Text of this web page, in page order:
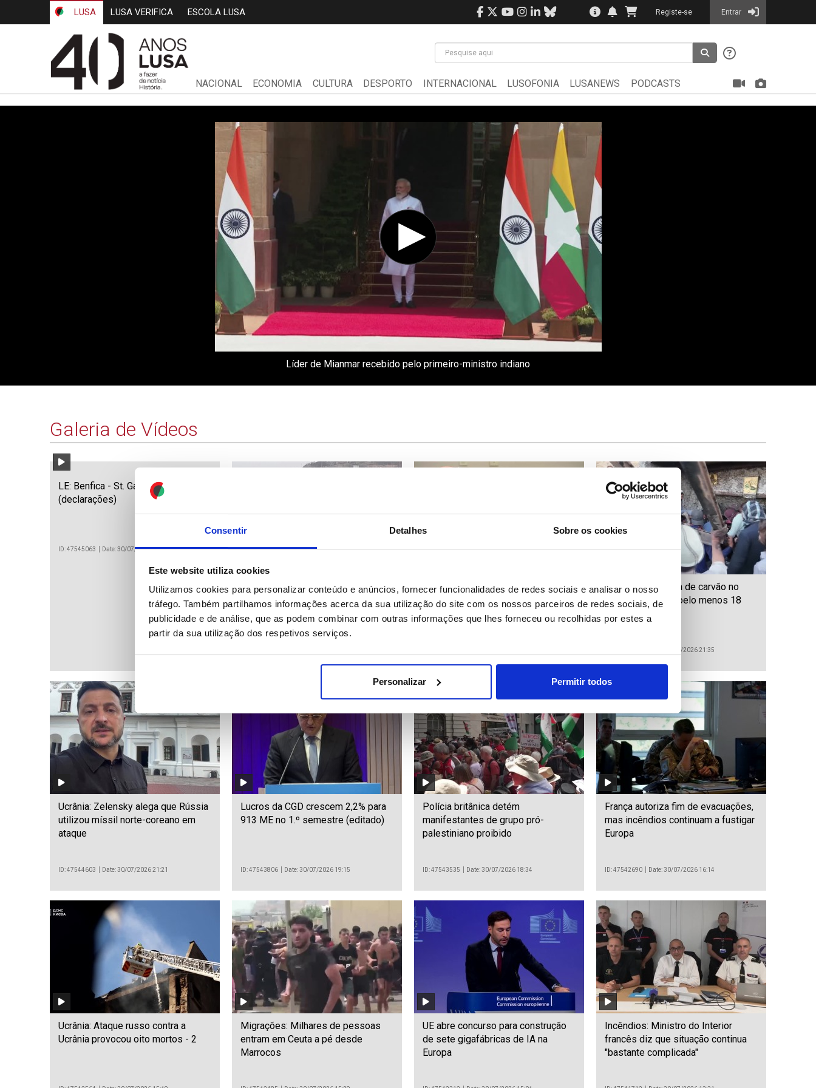
Consentir Detalhes Sobre os cookies
Este website utiliza cookies
Utilizamos cookies para personalizar conteúdo e anúncios, fornecer funcionalidades de redes sociais e analisar o nosso
tráfego. Também partilhamos informações acerca da sua utilização do site com os nossos parceiros de redes sociais, de
publicidade e de análise, que as podem combinar com outras informações que lhes forneceu ou recolhidas por estes a
partir da sua utilização dos respetivos serviços.
Personalizar Permitir todos
LUSA LUSA VERIFICA ESCOLA LUSA Registe-se Entrar
NACIONAL ECONOMIA CULTURA DESPORTO INTERNACIONAL LUSOFONIA LUSANEWS PODCASTS
Líder de Mianmar recebido pelo primeiro-ministro indiano
Galeria de Vídeos
LE: Benfica - St. Gallen
(declarações)
ID: 47545063 Date: 30/07/2026 23:41
Nove migrantes morreram ao tentar
chegar a nado ao enclave de Ceuta
Pai que deu arma a atirador da
Escola Secundária Apalachee
condenado a 15 anos de prisão
Explosão em mina de carvão no
Paquistão causa pelo menos 18
mortos
Date: 30/07/2026 21:35
Ucrânia: Zelensky alega que Rússia
utilizou míssil norte-coreano em
ataque
ID: 47544603 Date: 30/07/2026 21:21
Lucros da CGD crescem 2,2% para
913 ME no 1.º semestre (editado)
ID: 47543806 Date: 30/07/2026 19:15
Polícia britânica detém
manifestantes de grupo pró-
palestiniano proibido
ID: 47543535 Date: 30/07/2026 18:34
França autoriza fim de evacuações,
mas incêndios continuam a fustigar
Europa
ID: 47542690 Date: 30/07/2026 16:14
Ucrânia: Ataque russo contra a
Ucrânia provocou oito mortos - 2
Migrações: Milhares de pessoas
entram em Ceuta a pé desde
Marrocos
UE abre concurso para construção
de sete gigafábricas de IA na
Europa
Incêndios: Ministro do Interior
francês diz que situação continua
"bastante complicada"